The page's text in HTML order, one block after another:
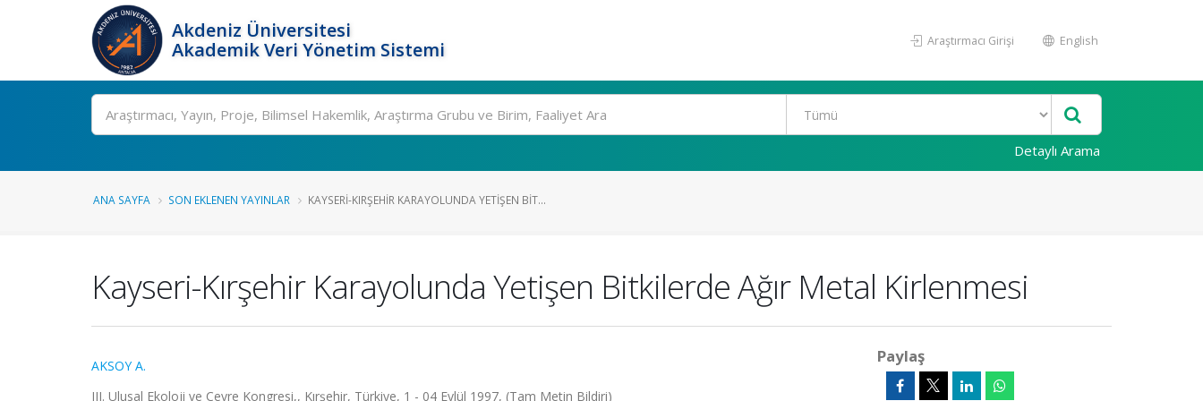
Akdeniz Üniversitesi
Akademik Veri Yönetim Sistemi
Araştırmacı Girişi English
Ara
Detaylı Arama
ANA SAYFA SON EKLENEN YAYINLAR KAYSERI-KIRŞEHIR KARAYOLUNDA YETIŞEN BIT...
Kayseri-Kırşehir Karayolunda Yetişen Bitkilerde Ağır Metal Kirlenmesi
AKSOY A.
III. Ulusal Ekoloji ve Çevre Kongresi,, Kırşehir, Türkiye, 1 - 04 Eylül 1997, (Tam Metin Bildiri)
Paylaş